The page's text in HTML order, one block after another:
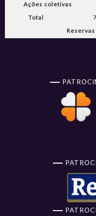
Ações coletivas
Total